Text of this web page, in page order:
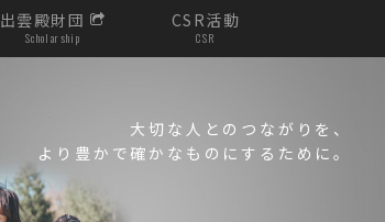
出雲殿財団
Scholarship
CSR活動
CSR
大切な人とのつながりを、
より豊かで確かなものにするために。